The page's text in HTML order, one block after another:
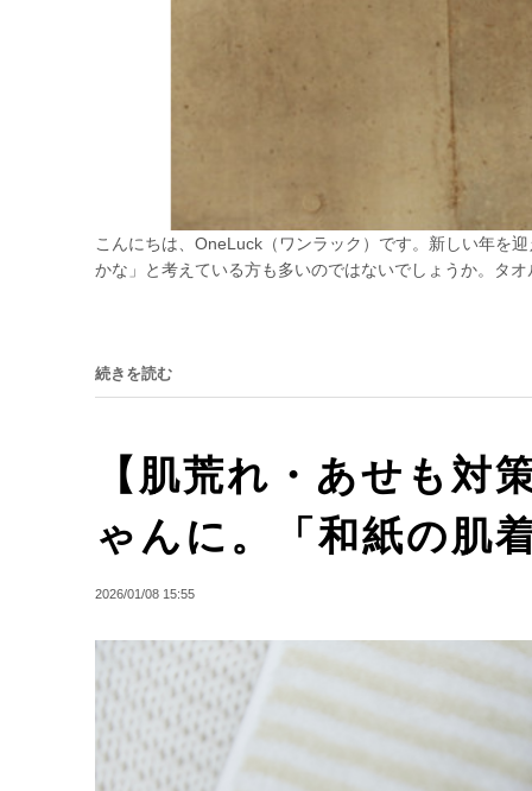
こんにちは、OneLuck（ワンラック）です。新しい年を
かな」と考えている方も多いのではないでしょうか。タ
続きを読む
【肌荒れ・あせも対
ゃんに。「和紙の肌
2026/01/08 15:55